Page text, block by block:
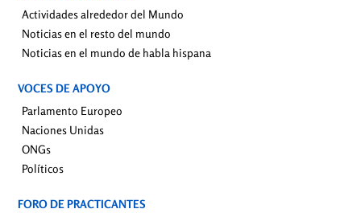
Actividades alrededor del Mundo
Noticias en el resto del mundo
Noticias en el mundo de habla hispana
VOCES DE APOYO
Parlamento Europeo
Naciones Unidas
ONGs
Políticos
FORO DE PRACTICANTES